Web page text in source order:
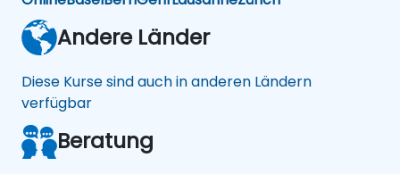
Andere Länder
Diese Kurse sind auch in anderen Ländern
verfügbar
Beratung